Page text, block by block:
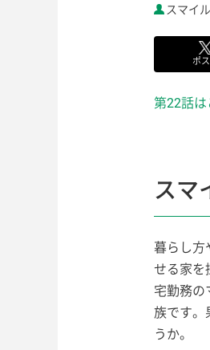
スマイ
ポ
第22話は
スマ
暮らし方
せる家を
宅勤務の
族です。
うか。